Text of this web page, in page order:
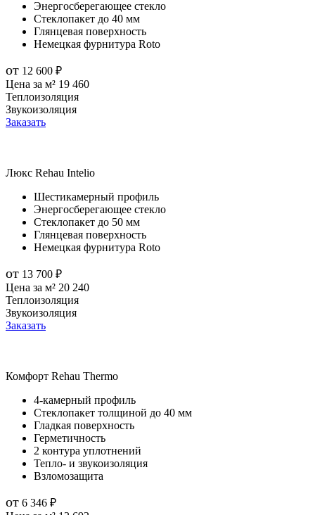
Энергосберегающее стекло
Стеклопакет до 40 мм
Глянцевая поверхность
Немецкая фурнитура Roto
от 12 600 ₽
Цена за м² 19 460
Теплоизоляция
Звукоизоляция
Заказать
Люкс Rehau Intelio
Шестикамерный профиль
Энергосберегающее стекло
Стеклопакет до 50 мм
Глянцевая поверхность
Немецкая фурнитура Roto
от 13 700 ₽
Цена за м² 20 240
Теплоизоляция
Звукоизоляция
Заказать
Комфорт Rehau Thermo
4-камерный профиль
Стеклопакет толщиной до 40 мм
Гладкая поверхность
Герметичность
2 контура уплотнений
Тепло- и звукоизоляция
Взломозащита
от 6 346 ₽